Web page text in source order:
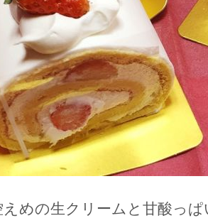
えめの生クリームと甘酸っ